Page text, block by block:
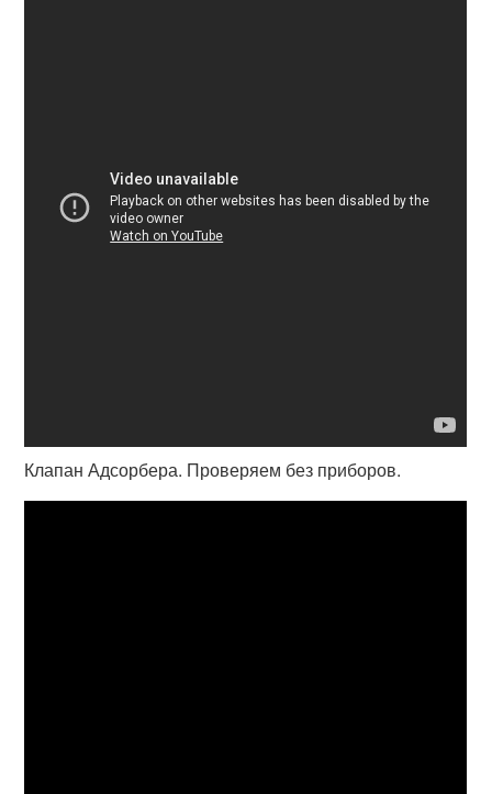
Клапан Адсорбера. Проверяем без приборов.